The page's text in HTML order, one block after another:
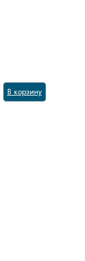
В корзину